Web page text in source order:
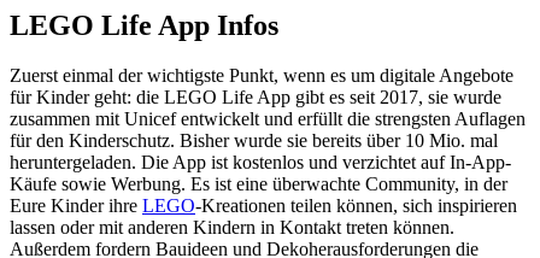
LEGO Life App Infos
Zuerst einmal der wichtigste Punkt, wenn es um digitale Angebote
für Kinder geht: die LEGO Life App gibt es seit 2017, sie wurde
zusammen mit Unicef entwickelt und erfüllt die strengsten Auflagen
für den Kinderschutz. Bisher wurde sie bereits über 10 Mio. mal
heruntergeladen. Die App ist kostenlos und verzichtet auf In-App-
Käufe sowie Werbung. Es ist eine überwachte Community, in der
Eure Kinder ihre LEGO-Kreationen teilen können, sich inspirieren
lassen oder mit anderen Kindern in Kontakt treten können.
Außerdem fordern Bauideen und Dekoherausforderungen die